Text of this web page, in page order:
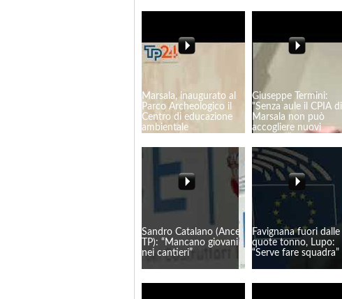
Marsala, inaugurato al
Parco Archeologico il
Centro di educazione
ambientale
Giuseppe Termini:
"Senza aule il CPIA di
Marsala non può
accogliere nuovi
Sandro Catalano (Ance
TP): “Mancano giovani
nei cantieri”
Favignana fuori dalle
quote tonno, Lupo:
“Serve fare squadra”